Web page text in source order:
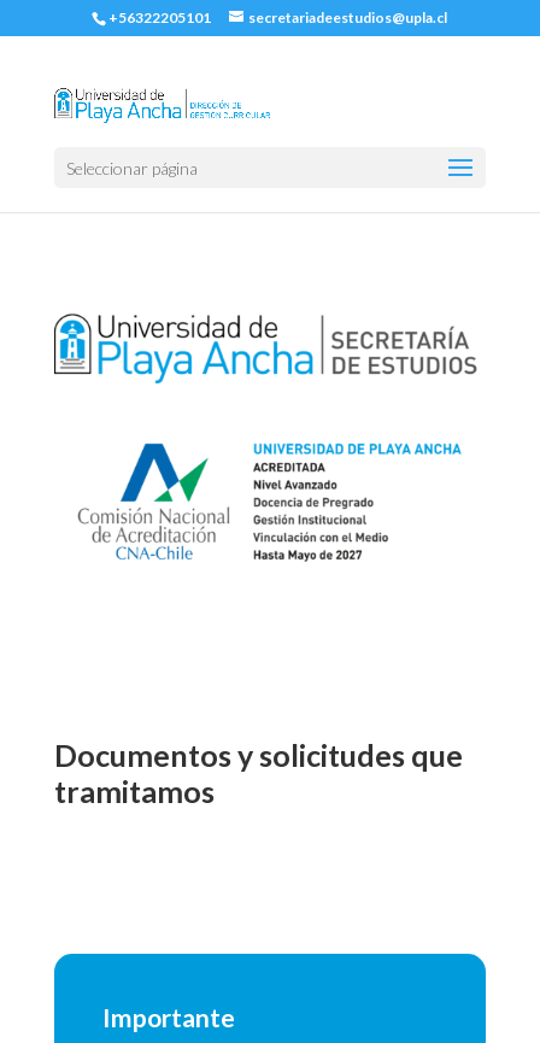
+56322205101 secretariadeestudios@upla.cl
Seleccionar página
Documentos y solicitudes que
tramitamos
Importante